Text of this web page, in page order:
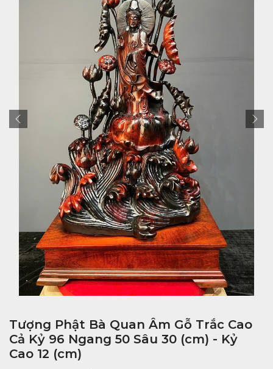
Tượng Phật Bà Quan Âm Gỗ Trắc Cao
Cả Kỷ 96 Ngang 50 Sâu 30 (cm) - Kỷ
Cao 12 (cm)